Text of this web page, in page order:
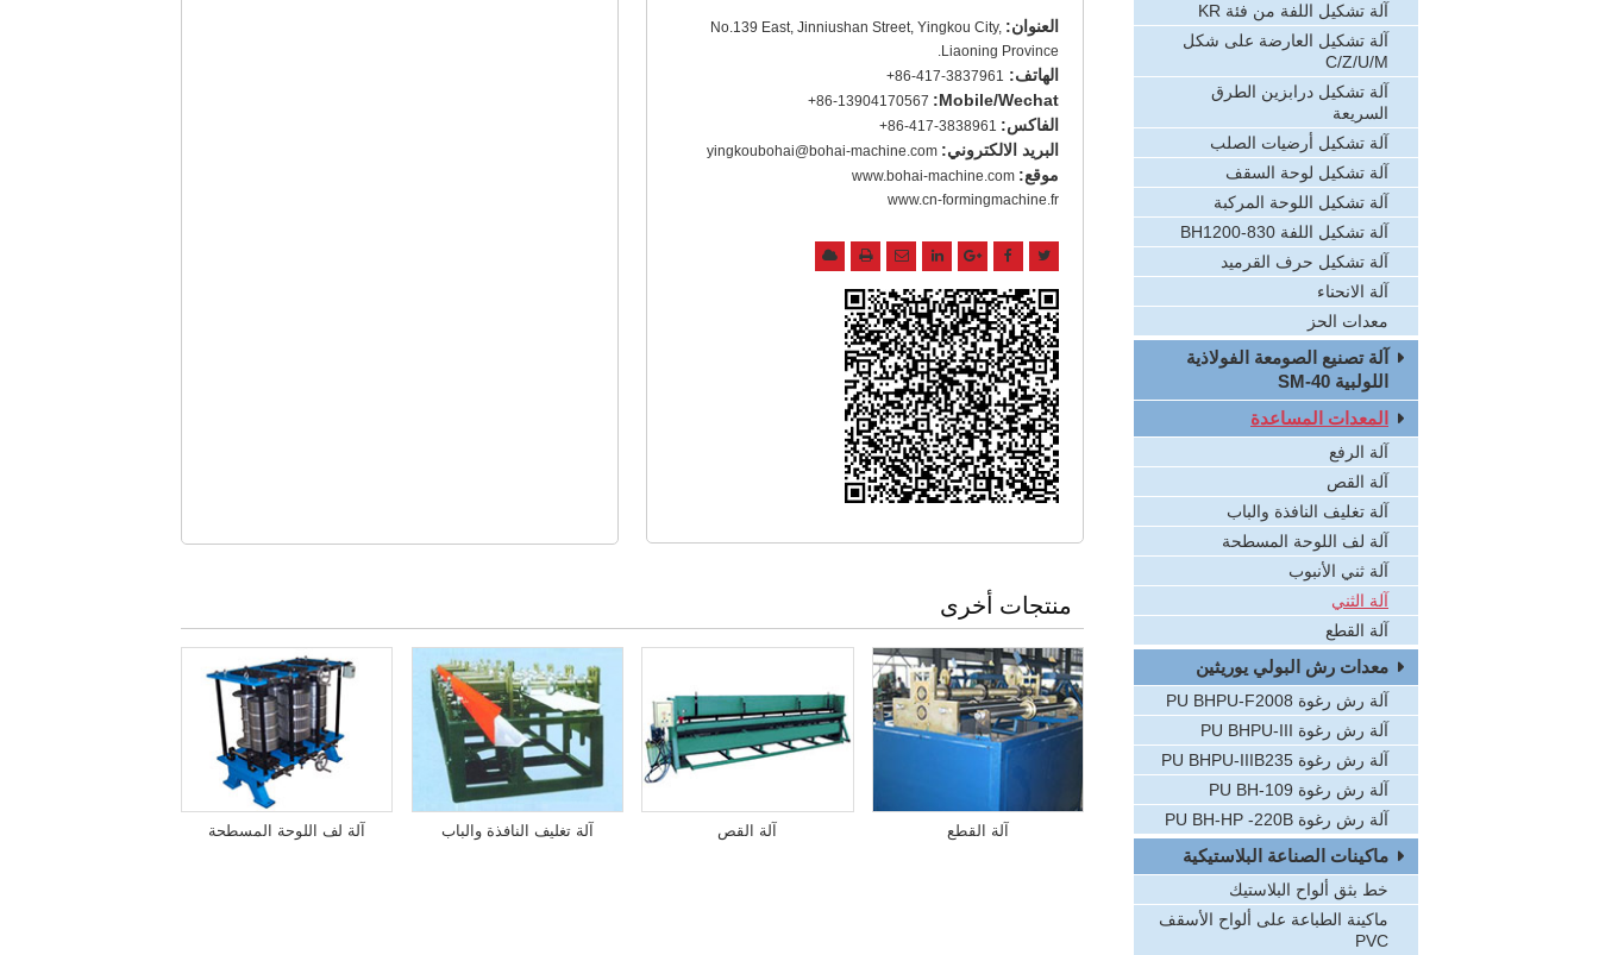
العنوان: No.139 East, Jinniushan Street, Yingkou City,
Liaoning Province.
الهاتف: +86-417-3837961
Mobile/Wechat:
+86-13904170567
الفاكس: +86-417-3838961
البريد الالكتروني: yingkoubohai@bohai-machine.com
موقع:
www.cn-formingmachine.fr
منتجات أخرى
آلة القطع آلة القص آلة تغليف النافذة والباب آلة لف اللوحة المسطحة
آلة تشكيل اللفة من فئة KR
آلة تشكيل العارضة على شكل
C/Z/U/M
آلة تشكيل درابزين الطرق
السريعة
آلة تشكيل أرضيات الصلب
آلة تشكيل لوحة السقف
آلة تشكيل اللوحة المركبة
آلة تشكيل اللفة BH1200-830
آلة تشكيل حرف القرميد
آلة الانحناء
معدات الحز
آلة تصنيع الصومعة الفولاذية
اللولبية SM-40
المعدات المساعدة
آلة الرفع
آلة القص
آلة تغليف النافذة والباب
آلة لف اللوحة المسطحة
آلة ثني الأنبوب
آلة الثني
آلة القطع
معدات رش البولي يوريثين
آلة رش رغوة PU BHPU-F2008
آلة رش رغوة PU BHPU-III
آلة رش رغوة PU BHPU-IIIB235
آلة رش رغوة PU BH-109
آلة رش رغوة PU BH-HP -220B
ماكينات الصناعة البلاستيكية
خط بثق ألواح البلاستيك
ماكينة الطباعة على ألواح الأسقف
PVC